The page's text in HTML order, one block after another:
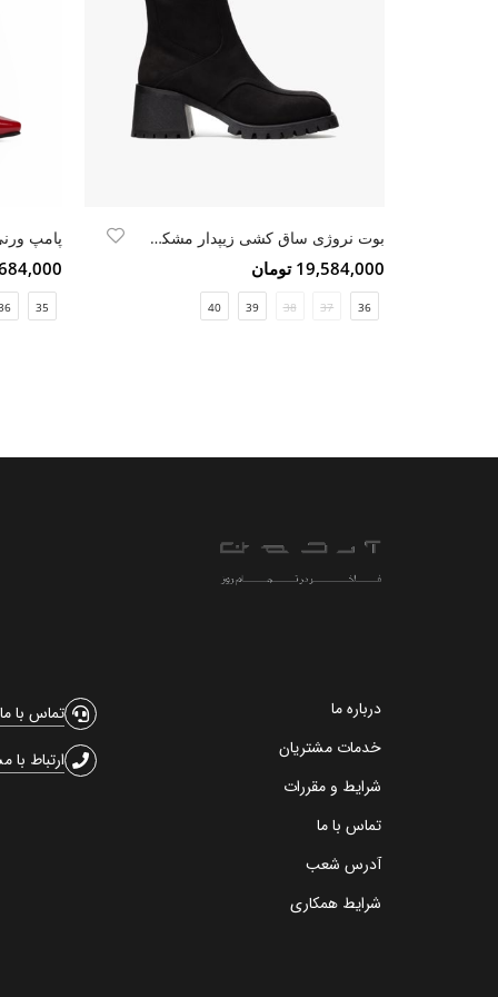
بوت نروژی ساق کشی زیپدار مشکی نبوک
19,584,000 تومان
36
37
38
39
40
پامپ
6,684,000
35
درباره ما
خدمات مشتریان
شرایط و مقررات
تماس با ما
آدرس شعب
شرایط همکاری
تماس با ما
ارتباط با